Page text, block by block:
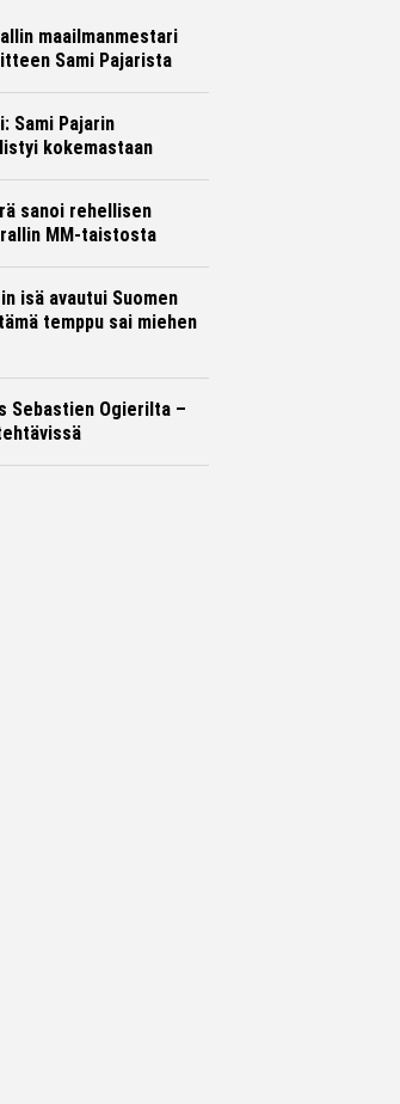
maailmanmestari
Sami Pajarista
Sami Pajarin
kokemastaan
sanoi rehellisen
MM-taistosta
isä avautui Suomen
temppu sai miehen
Sebastien Ogierilta –